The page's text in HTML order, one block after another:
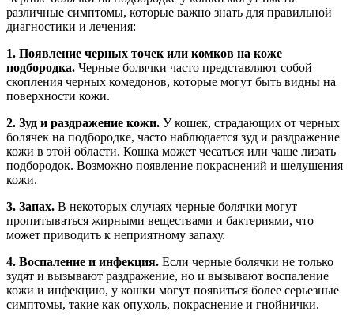
различные симптомы, которые важно знать для правильной
диагностики и лечения:
1. Появление черных точек или комков на коже
подбородка. Черные болячки часто представляют собой
скопления черных комедонов, которые могут быть видны на
поверхности кожи.
2. Зуд и раздражение кожи. У кошек, страдающих от черных
болячек на подбородке, часто наблюдается зуд и раздражение
кожи в этой области. Кошка может чесаться или чаще лизать
подбородок. Возможно появление покраснений и шелушения
кожи.
3. Запах. В некоторых случаях черные болячки могут
пропитываться жирными веществами и бактериями, что
может приводить к неприятному запаху.
4. Воспаление и инфекция. Если черные болячки не только
зудят и вызывают раздражение, но и вызывают воспаление
кожи и инфекцию, у кошки могут появиться более серьезные
симптомы, такие как опухоль, покраснение и гнойнички.